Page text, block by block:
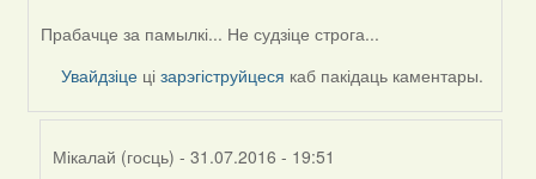
Прабачце за памылкі... Не судзіце строга...
Увайдзіце цізарэгіструйцеся каб пакідаць каментары.
Мікалай (госць) - 31.07.2016 - 19:51